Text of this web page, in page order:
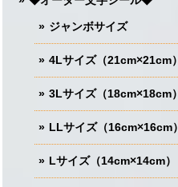
ジャンボサイズ
4Lサイズ（21cm×21cm）
3Lサイズ（18cm×18cm）
LLサイズ（16cm×16cm）
Lサイズ（14cm×14cm）